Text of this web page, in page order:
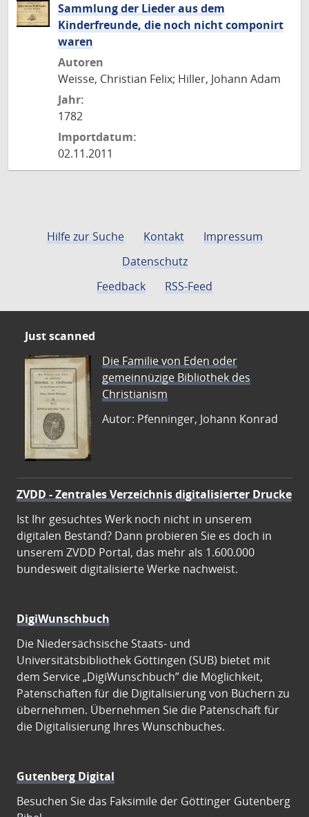
Sammlung der Lieder aus dem
Kinderfreunde, die noch nicht componirt
waren
Autoren
Weisse, Christian Felix; Hiller, Johann Adam
Jahr:
1782
Importdatum:
02.11.2011
Hilfe zur Suche Kontakt
Impressum
Datenschutz
Feedback
RSS-Feed
Just scanned
Die Familie von Eden oder
gemeinnüzige Bibliothek des
Christianism
Autor: Pfenninger, Johann Konrad
ZVDD - Zentrales Verzeichnis digitalisierter Drucke
Ist Ihr gesuchtes Werk noch nicht in unserem
digitalen Bestand? Dann probieren Sie es doch in
unserem ZVDD Portal, das mehr als 1.600.000
bundesweit digitalisierte Werke nachweist.
DigiWunschbuch
Die Niedersächsische Staats- und
Universitätsbibliothek Göttingen (SUB) bietet mit
dem Service „DigiWunschbuch” die Möglichkeit,
Patenschaften für die Digitalisierung von Büchern zu
übernehmen. Übernehmen Sie die Patenschaft für
die Digitalisierung Ihres Wunschbuches.
Gutenberg Digital
Besuchen Sie das Faksimile der Göttinger Gutenberg